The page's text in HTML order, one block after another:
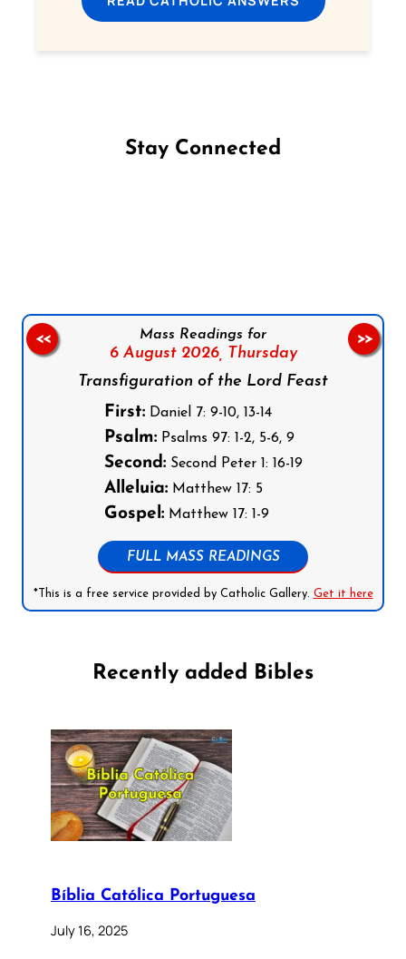
Stay Connected
Mass Readings for
6 August 2026,
Thursday
Transfiguration of the Lord Feast
First:Daniel 7: 9-10, 13-14
Psalm:Psalms 97: 1-2, 5-6, 9
Second:Second Peter 1: 16-19
Alleluia:Matthew 17: 5
Gospel:Matthew 17: 1-9
FULL MASS READINGS
*This is a free service provided by Catholic Gallery. Get it here
<< >>
Recently added Bibles
Bíblia Católica Portuguesa
July 16, 2025